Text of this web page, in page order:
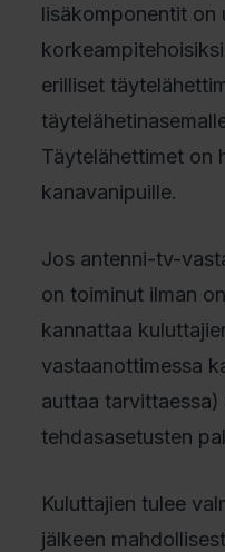
lisäkomponentit on
erilliset
Täytelähettimet on
kanavanipuille.
Jos antenni-tv-
on toiminut ilman
kannattaa
vastaanottimessa
auttaa
tehdasasetusten
Kuluttajien tulee
jälkeen